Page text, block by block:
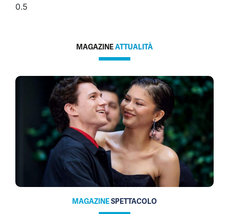
MAGAZINEATTUALITÀ
MAGAZINESPETTACOLO